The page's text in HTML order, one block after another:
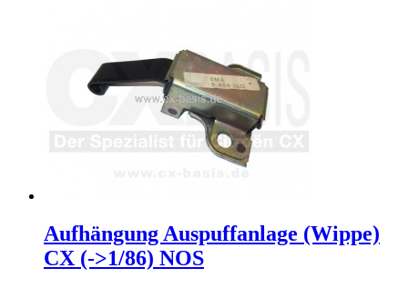
Aufhängung Auspuffanlage (Wippe)
CX (->1/86) NOS